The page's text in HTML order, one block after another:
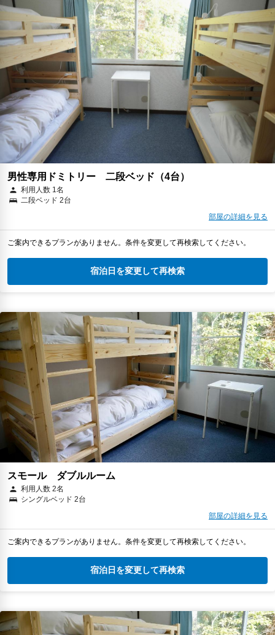
男性専用ドミトリー 二段ベッド（4台）
利用人数 1名
二段ベッド 2台
部屋の詳細を見る
ご案内できるプランがありません。条件を変更して再検索してください。
宿泊日を変更して再検索
スモール ダブルルーム
利用人数 2名
シングルベッド 2台
部屋の詳細を見る
ご案内できるプランがありません。条件を変更して再検索してください。
宿泊日を変更して再検索